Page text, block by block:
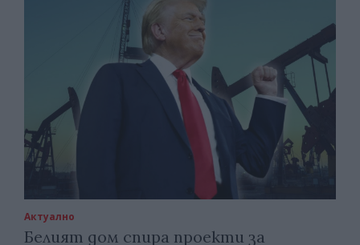
Актуално
Белият дом спира проекти за